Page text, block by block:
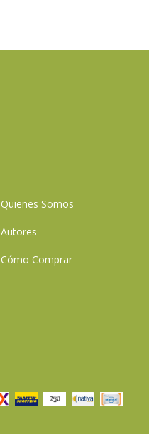
Quienes Somos
Autores
Cómo Comprar